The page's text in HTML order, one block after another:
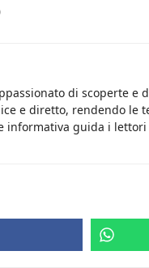
di scoperte
e diretto, rendendo le
informativa guida i